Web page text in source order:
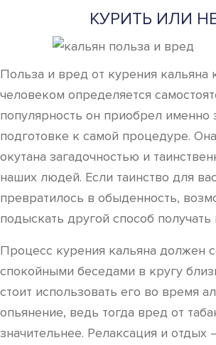
КУРИТЬ ИЛИ
Польза и вред от курения
человеком определяется
популярность он приобрел именно
подготовке к самой процедуре.
окутана загадочностью и
наших людей. Если таинство для
превратилось в обыденность,
подыскать другой способ
Процесс курения кальяна должен
спокойными беседами в кругу
стоит использовать его во время
опьянение, ведь тогда вред от
значительнее. Релаксация и отдых